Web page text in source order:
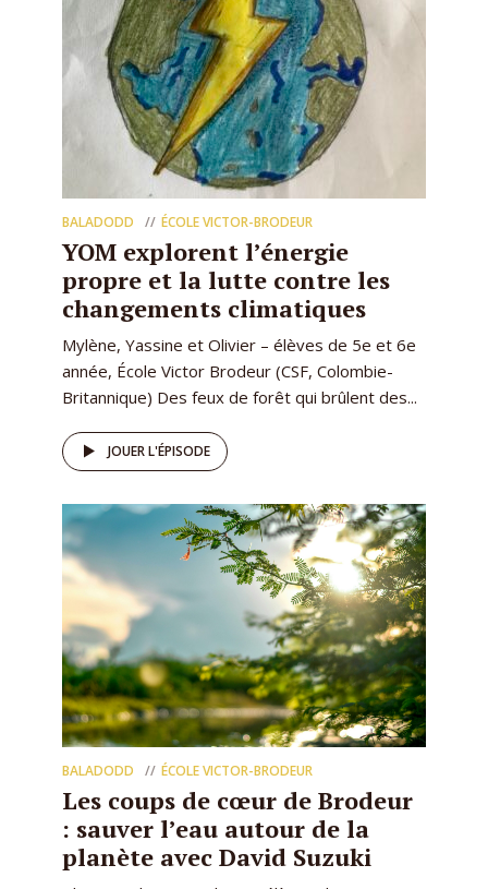
BALADODD ÉCOLE VICTOR-BRODEUR
YOM explorent l’énergie
propre et la lutte contre les
changements climatiques
Mylène, Yassine et Olivier – élèves de 5e et 6e
année, École Victor Brodeur (CSF, Colombie-
Britannique) Des feux de forêt qui brûlent des...
JOUER L'ÉPISODE
BALADODD ÉCOLE VICTOR-BRODEUR
Les coups de cœur de Brodeur
: sauver l’eau autour de la
planète avec David Suzuki